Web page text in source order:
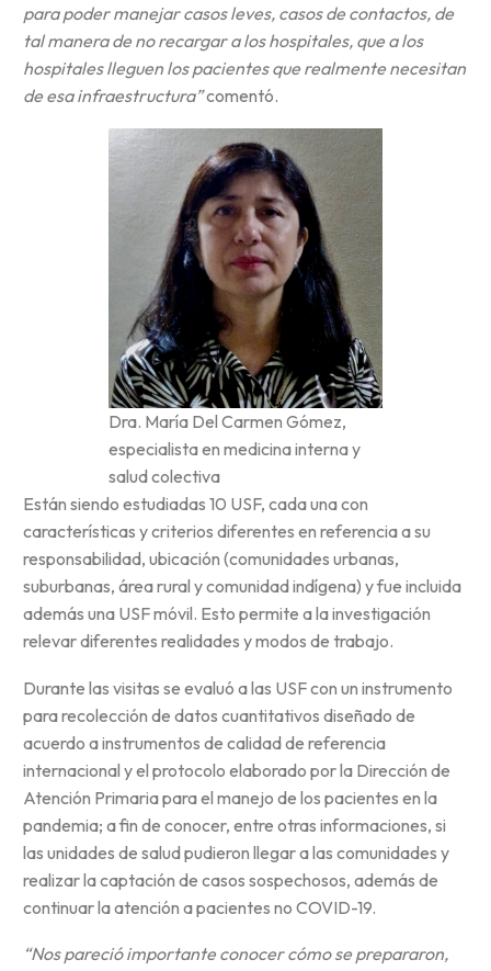
para poder manejar casos leves, casos de contactos, de
tal manera de no recargar a los hospitales, que a los
hospitales lleguen los pacientes que realmente necesitan
de esa infraestructura”comentó.
Dra. María Del Carmen Gómez,
especialista en medicina interna y
salud colectiva
Están siendo estudiadas 10 USF, cada una con
características y criterios diferentes en referencia a su
responsabilidad, ubicación (comunidades urbanas,
suburbanas, área rural y comunidad indígena) y fue incluida
además una USF móvil. Esto permite a la investigación
relevar diferentes realidades y modos de trabajo.
Durante las visitas se evaluó a las USF con un instrumento
para recolección de datos cuantitativos diseñado de
acuerdo a instrumentos de calidad de referencia
internacional y el protocolo elaborado por la Dirección de
Atención Primaria para el manejo de los pacientes en la
pandemia; a fin de conocer, entre otras informaciones, si
las unidades de salud pudieron llegar a las comunidades y
realizar la captación de casos sospechosos, además de
continuar la atención a pacientes no COVID-19.
“Nos pareció importante conocer cómo se prepararon,